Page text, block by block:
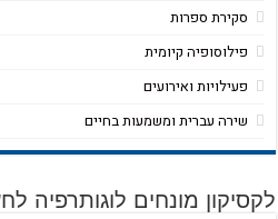
סקירת ספרות
פילוסופיה קיומית
פעילויות ואירועים
שירה עברית ומשמעות בחיים
לקסיקון מונחים לוגותרפיה